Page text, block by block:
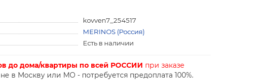
kovven7_254517
MERINOS (Россия)
Есть в наличии
до дома/квартиры по всей РОССИИ при заказе
в Москву или МО - потребуется предоплата 100%.